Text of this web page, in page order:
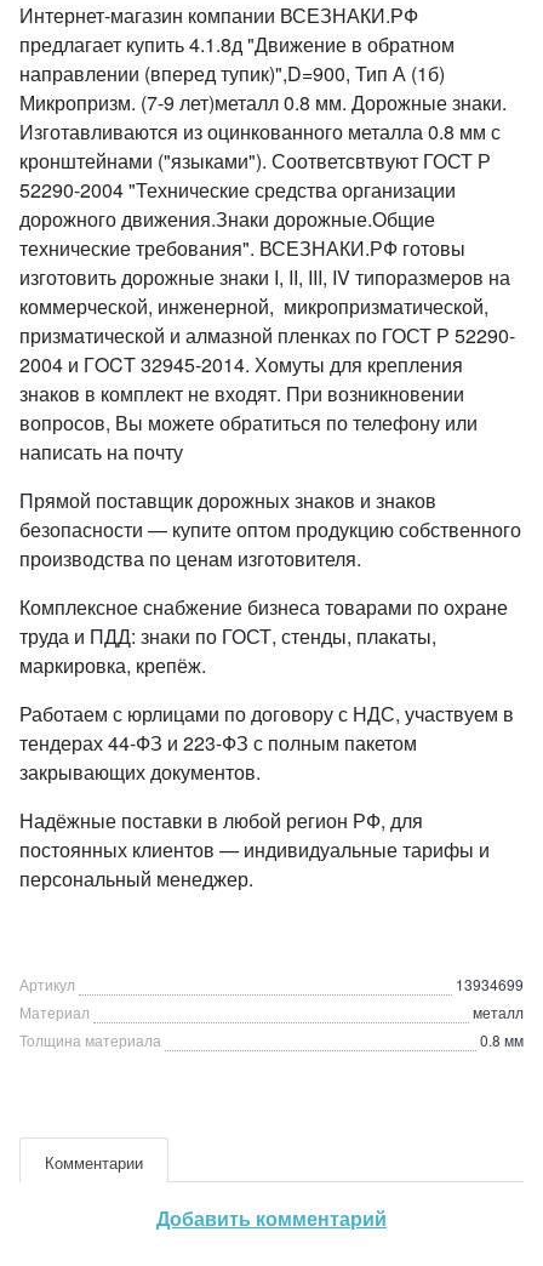
Интернет-магазин компании ВСЕЗНАКИ.РФ
предлагает купить 4.1.8д "Движение в обратном
направлении (вперед тупик)",D=900, Тип А (1б)
Микропризм. (7-9 лет)металл 0.8 мм. Дорожные знаки.
Изготавливаются из оцинкованного металла 0.8 мм с
кронштейнами ("языками"). Соответсвтвуют ГОСТ Р
52290-2004 "Технические средства организации
дорожного движения.Знаки дорожные.Общие
технические требования". ВСЕЗНАКИ.РФ готовы
изготовить дорожные знаки I, II, III, IV типоразмеров на
коммерческой, инженерной, микропризматической,
призматической и алмазной пленках по ГОСТ Р 52290-
2004 и ГOCT 32945-2014. Хомуты для крепления
знаков в комплект не входят. При возникновении
вопросов, Вы можете обратиться по телефону или
написать на почту
Прямой поставщик дорожных знаков и знаков
безопасности — купите оптом продукцию собственного
производства по ценам изготовителя.
Комплексное снабжение бизнеса товарами по охране
труда и ПДД: знаки по ГОСТ, стенды, плакаты,
маркировка, крепёж.
Работаем с юрлицами по договору с НДС, участвуем в
тендерах 44-ФЗ и 223-ФЗ с полным пакетом
закрывающих документов.
Надёжные поставки в любой регион РФ, для
постоянных клиентов — индивидуальные тарифы и
персональный менеджер.
Артикул
13934699
Материал
металл
Толщина материала
0.8 мм
Комментарии
Добавить комментарий